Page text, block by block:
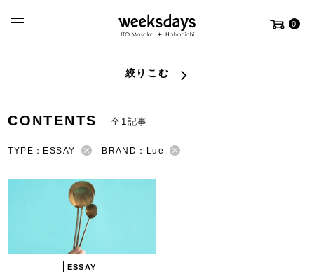
0
絞りこむ
CONTENTS 全1記事
TYPE：ESSAY BRAND：Lue
ESSAY